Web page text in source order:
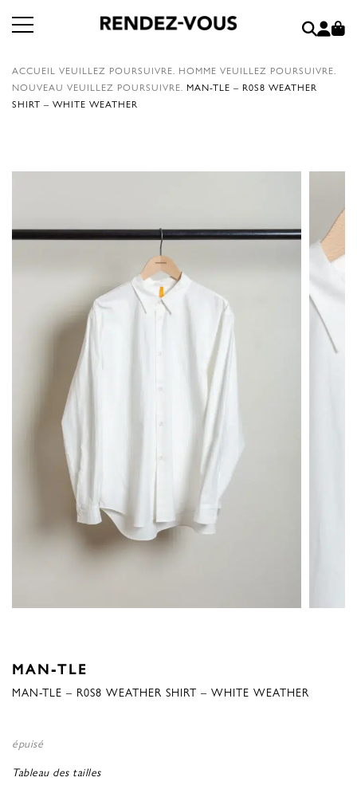
ACCUEIL VEUILLEZ POURSUIVRE. HOMME VEUILLEZ POURSUIVRE.
NOUVEAU VEUILLEZ POURSUIVRE. MAN-TLE – R0S8 WEATHER
SHIRT – WHITE WEATHER
MAN-TLE
MAN-TLE – R0S8 WEATHER SHIRT – WHITE WEATHER
épuisé
Tableau des tailles